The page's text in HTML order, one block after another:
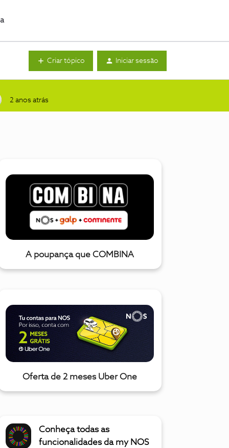
Criar tópico Iniciar sessão
2 anos atrás
A poupança que COMBINA
Oferta de 2 meses Uber One
Conheça todas as
funcionalidades da my NOS